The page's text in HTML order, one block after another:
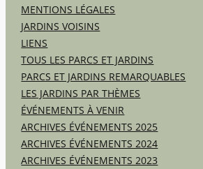
MENTIONS LÉGALES
JARDINS VOISINS
LIENS
TOUS LES PARCS ET JARDINS
PARCS ET JARDINS REMARQUABLES
LES JARDINS PAR THÈMES
ÉVÉNEMENTS À VENIR
ARCHIVES ÉVÉNEMENTS 2025
ARCHIVES ÉVÉNEMENTS 2024
ARCHIVES ÉVÉNEMENTS 2023